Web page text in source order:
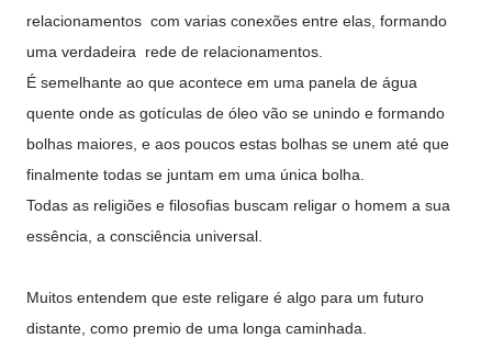
relacionamentos com varias conexões entre elas, formando
uma verdadeira rede de relacionamentos.
É semelhante ao que acontece em uma panela de água
quente onde as gotículas de óleo vão se unindo e formando
bolhas maiores, e aos poucos estas bolhas se unem até que
finalmente todas se juntam em uma única bolha.
Todas as religiões e filosofias buscam religar o homem a sua
essência, a consciência universal.
Muitos entendem que este religare é algo para um futuro
distante, como premio de uma longa caminhada.